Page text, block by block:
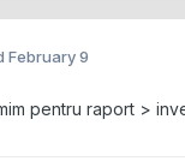
February 9
pentru raport >